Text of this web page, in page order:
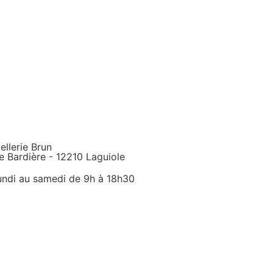
Brun
Bardière - 12210 Laguiole
au samedi de 9h à 18h30